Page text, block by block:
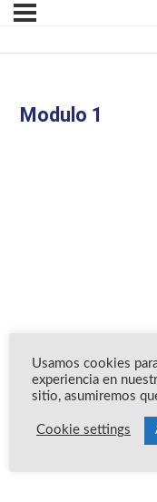
Modulo 1
Usamos cookies
experiencia en
sitio, asumiremos
Cookie settings